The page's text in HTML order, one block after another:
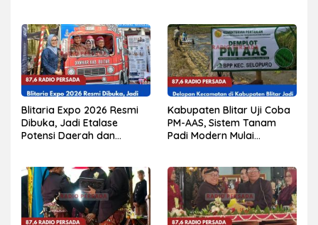
Sebelumnya
Blitaria Expo 2026 Resmi
Dibuka, Jadi Etalase
Potensi Daerah dan
Kabupaten Blitar Uji Coba
PM-AAS, Sistem Tanam
Padi Modern Mulai